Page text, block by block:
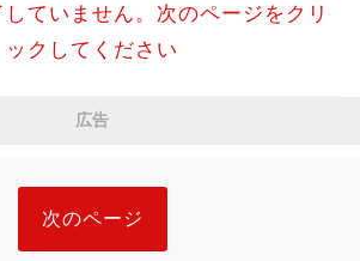
ていません。次のページをクリ
ックしてください
広告
次のページ